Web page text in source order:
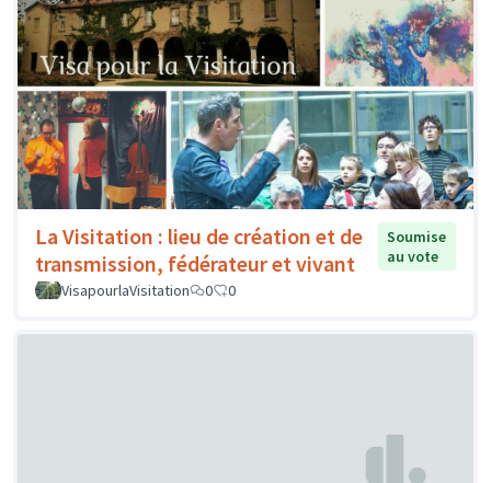
La Visitation : lieu de création et de
transmission, fédérateur et vivant
Soumise
au vote
VisapourlaVisitation
0 0